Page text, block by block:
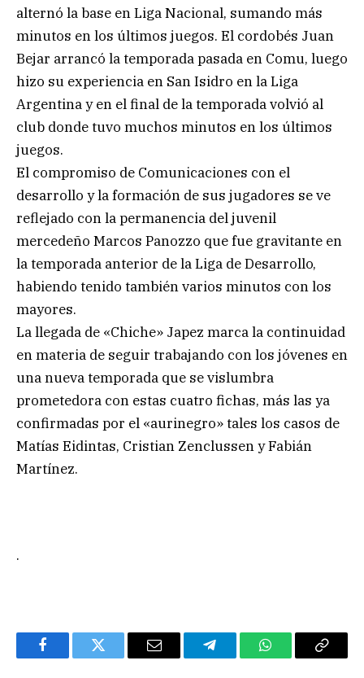
alternó la base en Liga Nacional, sumando más
minutos en los últimos juegos. El cordobés Juan
Bejar arrancó la temporada pasada en Comu, luego
hizo su experiencia en San Isidro en la Liga
Argentina y en el final de la temporada volvió al
club donde tuvo muchos minutos en los últimos
juegos.
El compromiso de Comunicaciones con el
desarrollo y la formación de sus jugadores se ve
reflejado con la permanencia del juvenil
mercedeño Marcos Panozzo que fue gravitante en
la temporada anterior de la Liga de Desarrollo,
habiendo tenido también varios minutos con los
mayores.
La llegada de «Chiche» Japez marca la continuidad
en materia de seguir trabajando con los jóvenes en
una nueva temporada que se vislumbra
prometedora con estas cuatro fichas, más las ya
confirmadas por el «aurinegro» tales los casos de
Matías Eidintas, Cristian Zenclussen y Fabián
Martínez.
.
FacebookTwitter Email TelegramWhatsAppCopy